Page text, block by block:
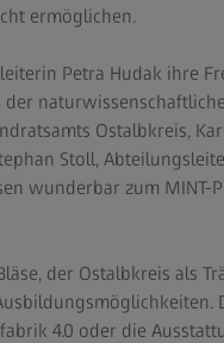
ermöglichen.
Petra Hudak ihre
Ostalbkreis,
Stoll,
wunderbar zum MINT-
der Ostalbkreis als
4.0 oder die